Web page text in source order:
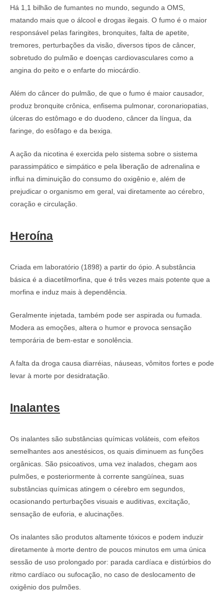
Há 1,1 bilhão de fumantes no mundo, segundo a OMS,
matando mais que o álcool e drogas ilegais. O fumo é o maior
responsável pelas faringites, bronquites, falta de apetite,
tremores, perturbações da visão, diversos tipos de câncer,
sobretudo do pulmão e doenças cardiovasculares como a
angina do peito e o enfarte do miocárdio.
Além do câncer do pulmão, de que o fumo é maior causador,
produz bronquite crônica, enfisema pulmonar, coronariopatias,
úlceras do estômago e do duodeno, câncer da língua, da
faringe, do esôfago e da bexiga.
A ação da nicotina é exercida pelo sistema sobre o sistema
parassimpático e simpático e pela liberação de adrenalina e
influi na diminuição do consumo do oxigênio e, além de
prejudicar o organismo em geral, vai diretamente ao cérebro,
coração e circulação.
Heroína
Criada em laboratório (1898) a partir do ópio. A substância
básica é a diacetilmorfina, que é três vezes mais potente que a
morfina e induz mais à dependência.
Geralmente injetada, também pode ser aspirada ou fumada.
Modera as emoções, altera o humor e provoca sensação
temporária de bem-estar e sonolência.
A falta da droga causa diarréias, náuseas, vômitos fortes e pode
levar à morte por desidratação.
Inalantes
Os inalantes são substâncias químicas voláteis, com efeitos
semelhantes aos anestésicos, os quais diminuem as funções
orgânicas. São psicoativos, uma vez inalados, chegam aos
pulmões, e posteriormente à corrente sangüínea, suas
substâncias químicas atingem o cérebro em segundos,
ocasionando perturbações visuais e auditivas, excitação,
sensação de euforia, e alucinações.
Os inalantes são produtos altamente tóxicos e podem induzir
diretamente à morte dentro de poucos minutos em uma única
sessão de uso prolongado por: parada cardíaca e distúrbios do
ritmo cardíaco ou sufocação, no caso de deslocamento de
oxigênio dos pulmões.